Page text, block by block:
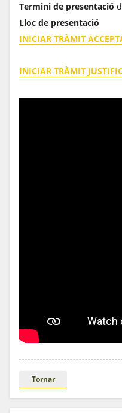
Termini de presentació
Lloc de presentació
INICIAR TRÀMIT
INICIAR TRÀMIT
Tornar